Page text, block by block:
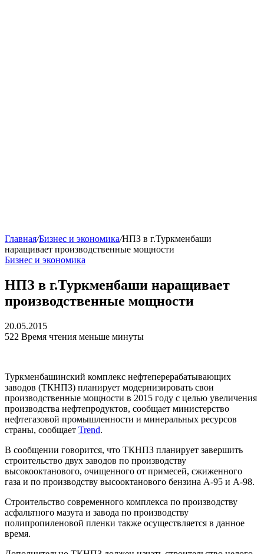
Главная/Бизнес и экономика/НПЗ в г.Туркменбаши
наращивает производственные мощности
Бизнес и экономика
НПЗ в г.Туркменбаши наращивает
производственные мощности
20.05.2015
522 Время чтения меньше минуты
Туркменбашинский комплекс нефтеперерабатывающих
заводов (ТКНПЗ) планирует модернизировать свои
производственные мощности в 2015 году с целью увеличения
производства нефтепродуктов, сообщает министерство
нефтегазовой промышленности и минеральных ресурсов
страны, сообщает Trend.
В сообщении говорится, что ТКНПЗ планирует завершить
строительство двух заводов по производству
высокооктанового, очищенного от примесей, сжиженного
газа и по производству высооктанового бензина А-95 и А-98.
Строительство современного комплекса по производству
асфальтного мазута и завода по производству
полипропиленовой пленки также осуществляется в данное
время.